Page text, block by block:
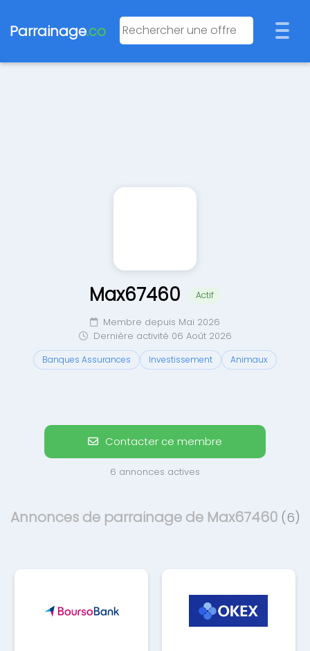
Parrainage.co
Max67460 Actif
Membre depuis Mai 2026
Dernière activité 06 Août 2026
Banques Assurances Investissement Animaux
Contacter ce membre
6 annonces actives
Annonces de parrainage de Max67460 (6)